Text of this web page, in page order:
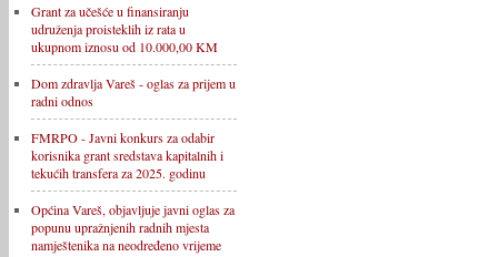
Grant za učešće u finansiranju
udruženja proisteklih iz rata u
ukupnom iznosu od 10.000,00 KM
Dom zdravlja Vareš - oglas za prijem u
radni odnos
FMRPO - Javni konkurs za odabir
korisnika grant sredstava kapitalnih i
tekućih transfera za 2025. godinu
Općina Vareš, objavljuje javni oglas za
popunu upražnjenih radnih mjesta
namještenika na neodređeno vrijeme